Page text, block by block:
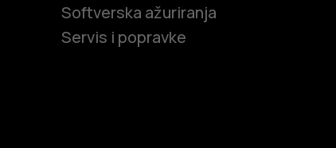
Softverska ažuriranja
Servis i popravke